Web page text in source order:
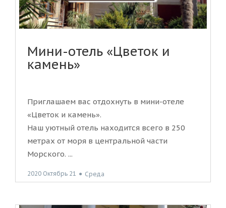
Мини-отель «Цветок и
камень»
Приглашаем вас отдохнуть в мини-отеле
«Цветок и камень».
Наш уютный отель находится всего в 250
метрах от моря в центральной части
Морского. ...
2020 Октябрь 21 ● Среда